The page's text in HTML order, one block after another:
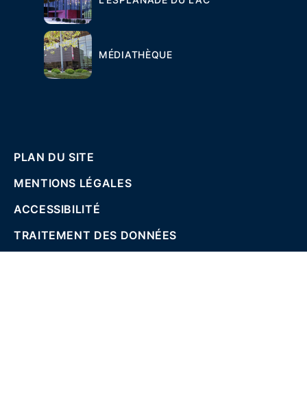
MÉDIATHÈQUE
PLAN DU SITE
MENTIONS LÉGALES
ACCESSIBILITÉ
TRAITEMENT DES DONNÉES